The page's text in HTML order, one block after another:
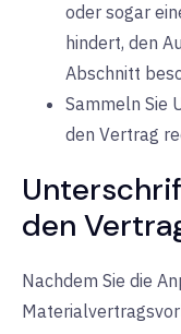
oder sogar
hindert, den
Abschnitt
Sammeln Sie
den Vertrag
den
Nachdem Sie die